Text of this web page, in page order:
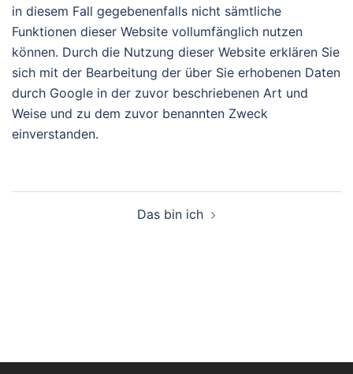
in diesem Fall gegebenenfalls nicht sämtliche
Funktionen dieser Website vollumfänglich nutzen
können. Durch die Nutzung dieser Website erklären Sie
sich mit der Bearbeitung der über Sie erhobenen Daten
durch Google in der zuvor beschriebenen Art und
Weise und zu dem zuvor benannten Zweck
einverstanden.
Das bin ich